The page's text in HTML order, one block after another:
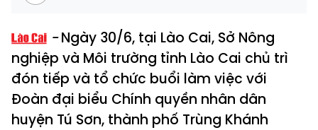
Ngày 30/6, tại Lào Cai, Sở Nông
nghiệp và Môi trường tỉnh Lào Cai chủ trì
đón tiếp và tổ chức buổi làm việc với
Đoàn đại biểu Chính quyền nhân dân
huyện Tú Sơn, thành phố Trùng Khánh